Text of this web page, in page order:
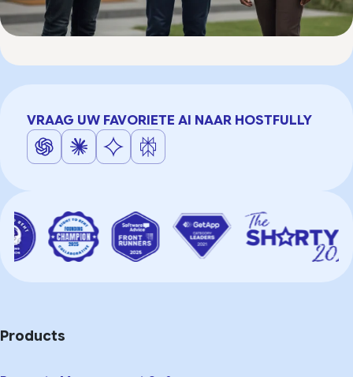
VRAAG UW FAVORIETE AI NAAR HOSTFULLY
Products